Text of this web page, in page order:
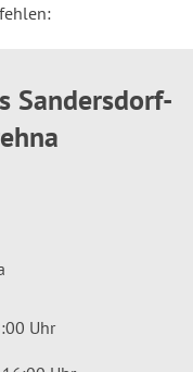
Sandersdorf-
Uhr